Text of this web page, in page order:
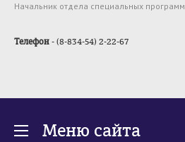
Начальник отдела специальных программ
Телефон - (8-834-54) 2-22-67
Меню сайта